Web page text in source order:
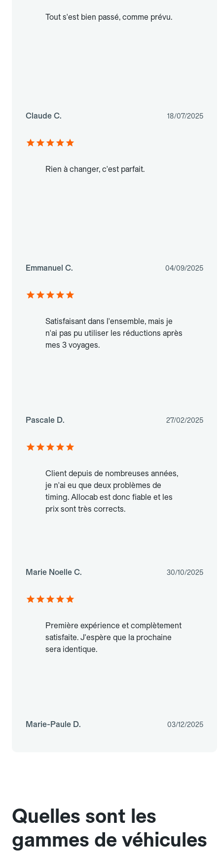
Tout s'est bien passé, comme prévu.
Claude C. 18/07/2025
Rien à changer, c'est parfait.
Emmanuel C. 04/09/2025
Satisfaisant dans l'ensemble, mais je
n'ai pas pu utiliser les réductions après
mes 3 voyages.
Pascale D. 27/02/2025
Client depuis de nombreuses années,
je n'ai eu que deux problèmes de
timing. Allocab est donc fiable et les
prix sont très corrects.
Marie Noelle C. 30/10/2025
Première expérience et complètement
satisfaite. J'espère que la prochaine
sera identique.
Marie-Paule D. 03/12/2025
Quelles sont les
gammes de véhicules